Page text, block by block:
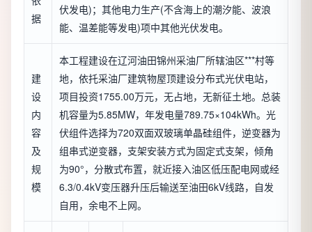
据
伏发电)；其他电力生产(不含海上的潮汐能、波浪
能、温差能等发电)项中其他光伏发电。
建
设
内
容
及
规
模
本工程建设在辽河油田锦州采油厂所辖油区***村等
地，依托采油厂建筑物屋顶建设分布式光伏电站，
项目投资1755.00万元，无占地，无新征土地。总装
机容量为5.85MW，年发电量789.75×104kWh。光
伏组件选择为720双面双玻璃单晶硅组件，逆变器为
组串式逆变器，支架安装方式为固定式支架，倾角
为90°，分散式布置，就近接入油区低压配电网或经
6.3/0.4kV变压器升压后输送至油田6kV线路，自发
自用，余电不上网。